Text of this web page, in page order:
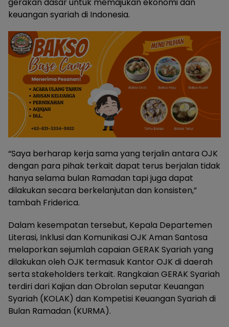
keuangan syariah di Indonesia.
“Saya berharap kerja sama yang terjalin antara OJK
dengan para pihak terkait dapat terus berjalan tidak
hanya selama bulan Ramadan tapi juga dapat
dilakukan secara berkelanjutan dan konsisten,”
tambah Friderica.
Dalam kesempatan tersebut, Kepala Departemen
Literasi, Inklusi dan Komunikasi OJK Aman Santosa
melaporkan sejumlah capaian GERAK Syariah yang
dilakukan oleh OJK termasuk Kantor OJK di daerah
serta stakeholders terkait. Rangkaian GERAK Syariah
terdiri dari Kajian dan Obrolan seputar Keuangan
Syariah (KOLAK) dan Kompetisi Keuangan Syariah di
Bulan Ramadan (KURMA).